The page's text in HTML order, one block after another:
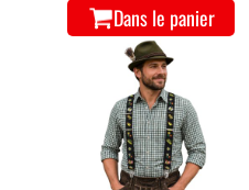
Dans le panier